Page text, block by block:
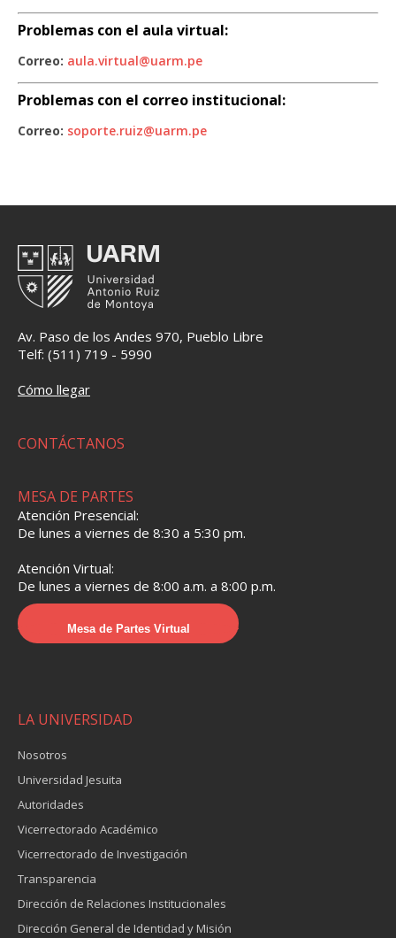
Problemas con el aula virtual:
Correo: aula.virtual@uarm.pe
Problemas con el correo institucional:
Correo: soporte.ruiz@uarm.pe
Av. Paso de los Andes 970, Pueblo Libre
Telf: (511) 719 - 5990
Cómo llegar
CONTÁCTANOS
MESA DE PARTES
Atención Presencial:
De lunes a viernes de 8:30 a 5:30 pm.
Atención Virtual:
De lunes a viernes de 8:00 a.m. a 8:00 p.m.
Mesa de Partes Virtual
LA UNIVERSIDAD
Nosotros
Universidad Jesuita
Autoridades
Vicerrectorado Académico
Vicerrectorado de Investigación
Transparencia
Dirección de Relaciones Institucionales
Dirección General de Identidad y Misión